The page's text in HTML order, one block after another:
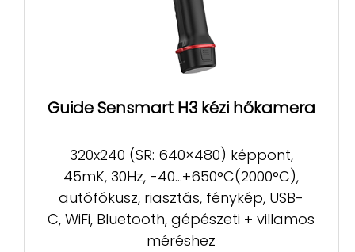
Guide Sensmart H3 kézi hőkamera
320x240 (SR: 640×480) képpont,
45mK, 30Hz, -40...+650°C(2000°C),
autófókusz, riasztás, fénykép, USB-
C, WiFi, Bluetooth, gépészeti + villamos
méréshez